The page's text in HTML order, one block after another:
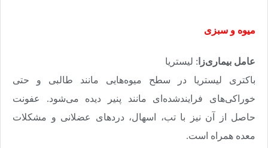
میوه و سبزی
عامل بیماری‌زا : لیستریا
باکتری لیستریا در سطح میوه‌هایی مانند طالبی و حتی
خوراکی‌های فرایند‌شده‌ای مانند پنیر دیده می‌شود. عفونت
حاصل از آن نیز با تب، اسهال، دردهای عضلانی و مشکلات
معده همراه است.